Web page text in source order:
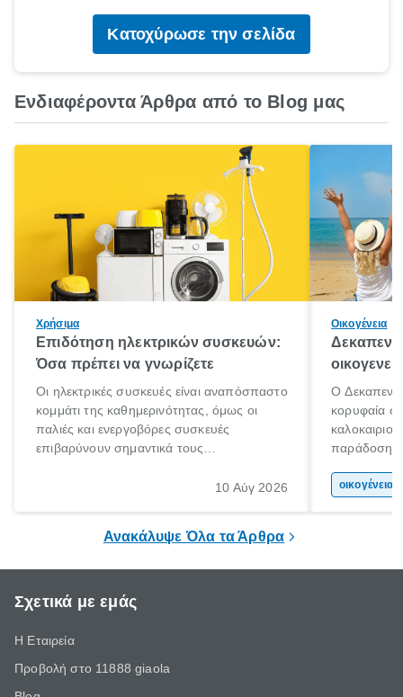
Κατοχύρωσε την σελίδα
Ενδιαφέροντα Άρθρα από το Blog μας
Χρήσιμα
Επιδότηση ηλεκτρικών συσκευών:
Όσα πρέπει να γνωρίζετε
Οι ηλεκτρικές συσκευές είναι αναπόσπαστο
κομμάτι της καθημερινότητας, όμως οι
παλιές και ενεργοβόρες συσκευές
επιβαρύνουν σημαντικά τους
Εδώ ακριβώς έρχεται να βοηθήσει η
καλύπτουν μέρος του κόστους
10 Αύγ 2026
Οικογένεια
Ο
κορυφαία
παράδοση με
χώρας. Είτε
Ανακάλυψε Όλα τα Άρθρα
Σχετικά με εμάς
Η Εταιρεία
Προβολή στο 11888 giaola